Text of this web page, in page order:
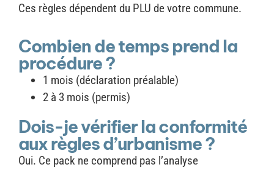
Ces règles dépendent du PLU de votre commune.
Combien de temps prend la
procédure ?
1 mois (déclaration préalable)
2 à 3 mois (permis)
Dois-je vérifier la conformité
aux règles d’urbanisme ?
Oui. Ce pack ne comprend pas l’analyse